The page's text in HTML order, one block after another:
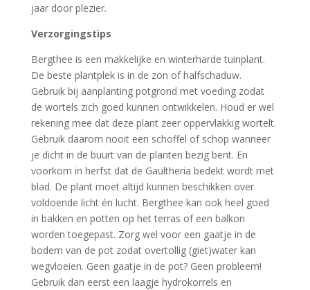
jaar door plezier.
Verzorgingstips
Bergthee is een makkelijke en winterharde tuinplant.
De beste plantplek is in de zon of halfschaduw.
Gebruik bij aanplanting potgrond met voeding zodat
de wortels zich goed kunnen ontwikkelen. Houd er wel
rekening mee dat deze plant zeer oppervlakkig wortelt.
Gebruik daarom nooit een schoffel of schop wanneer
je dicht in de buurt van de planten bezig bent. En
voorkom in herfst dat de Gaultheria bedekt wordt met
blad. De plant moet altijd kunnen beschikken over
voldoende licht én lucht. Bergthee kan ook heel goed
in bakken en potten op het terras of een balkon
worden toegepast. Zorg wel voor een gaatje in de
bodem van de pot zodat overtollig (giet)water kan
wegvloeien. Geen gaatje in de pot? Geen probleem!
Gebruik dan eerst een laagje hydrokorrels en